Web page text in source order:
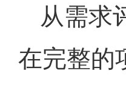
从需求
在完整的